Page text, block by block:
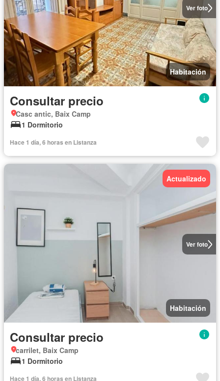
Ver foto
Habitación
Consultar precio
Casc antic, Baix Camp
1 Dormitorio
Hace 1 día, 6 horas en Listanza
Ver foto
Actualizado
Habitación
Consultar precio
carrilet, Baix Camp
1 Dormitorio
Hace 1 día, 6 horas en Listanza